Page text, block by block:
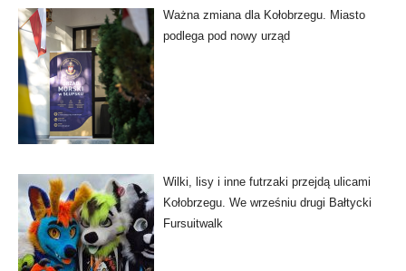
Ważna zmiana dla Kołobrzegu. Miasto
podlega pod nowy urząd
Wilki, lisy i inne futrzaki przejdą ulicami
Kołobrzegu. We wrześniu drugi Bałtycki
Fursuitwalk